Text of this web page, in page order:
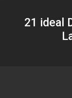
21 ideal